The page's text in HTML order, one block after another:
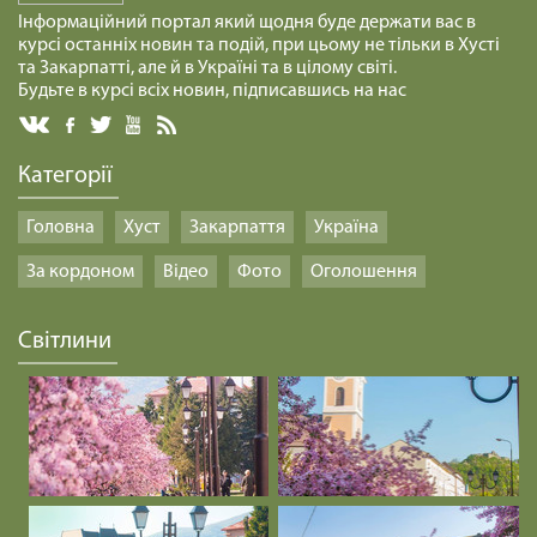
Інформаційний портал який щодня буде держати вас в
курсі останніх новин та подій, при цьому не тільки в Хусті
та Закарпатті, але й в Україні та в цілому світі.
Будьте в курсі всіх новин, підписавшись на нас
Категорії
Головна Хуст Закарпаття Україна
За кордоном Відео Фото Оголошення
Світлини